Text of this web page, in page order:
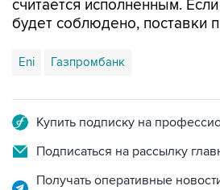
Eni Газпромбанк
Подписаться на рассылку
Получать оперативные